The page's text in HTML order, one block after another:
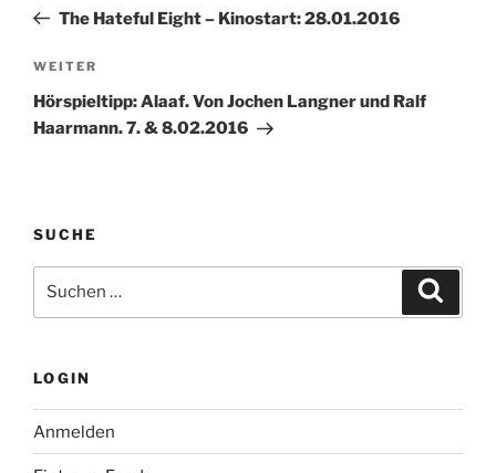
Beitrag
The Hateful Eight – Kinostart: 28.01.2016
Nächster
Beitrag
WEITER
Hörspieltipp: Alaaf. Von Jochen Langner und Ralf
Haarmann. 7. & 8.02.2016
SUCHE
nach:
LOGIN
Anmelden